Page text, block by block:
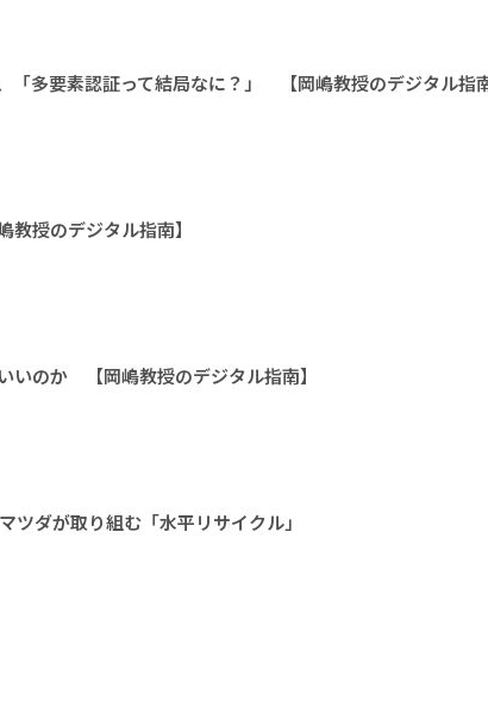
「多要素認証って結局なに？」 【岡嶋教授のデジタル指
授のデジタル指南】
いのか 【岡嶋教授のデジタル指南】
ダが取り組む「水平リサイクル」